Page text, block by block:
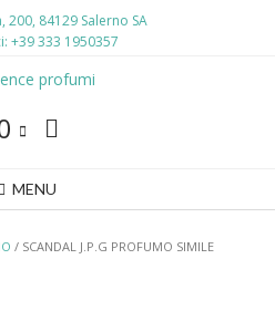
200, 84129 Salerno SA
+39 333 1950357
MENU
/ SCANDAL J.P.G PROFUMO SIMILE